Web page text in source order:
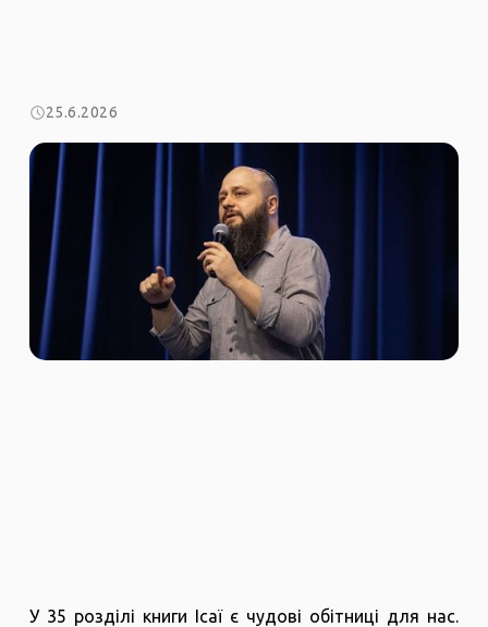
25.6.2026
У 35 розділі книги Ісаї є чудові обітниці для нас.